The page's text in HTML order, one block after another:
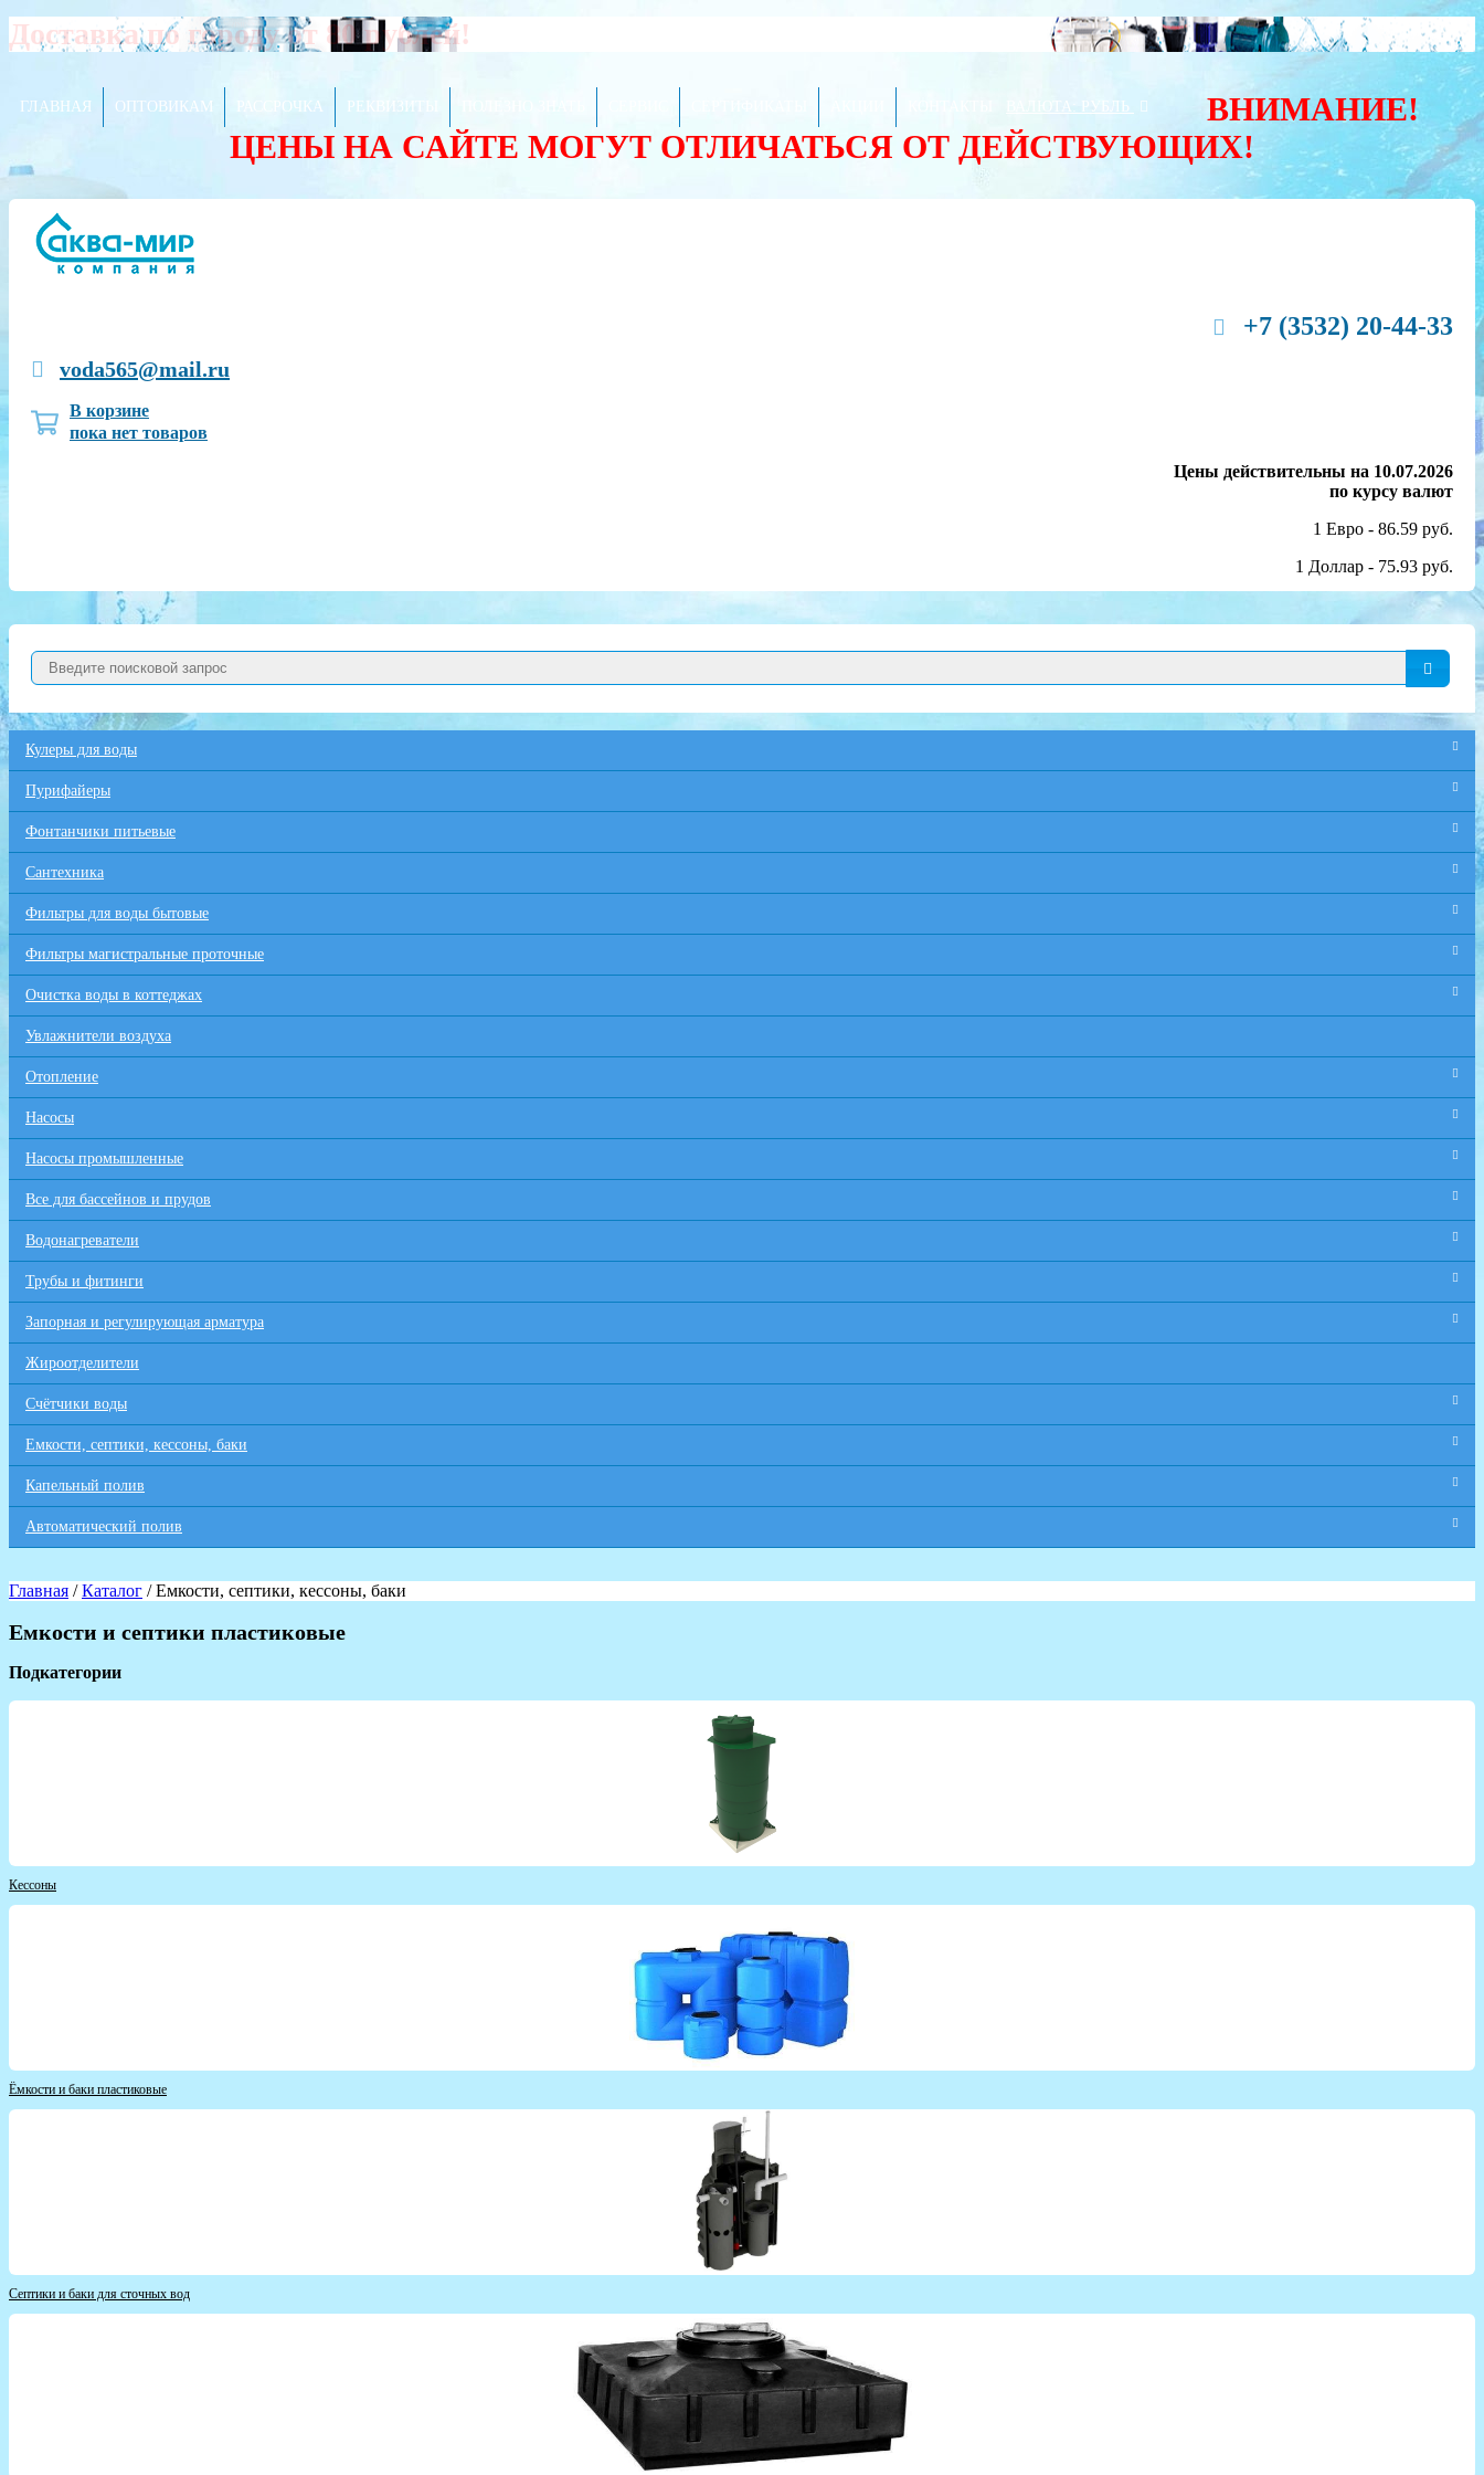
Доставка по городу от 80 рублей!
ГЛАВНАЯ ОПТОВИКАМ РАССРОЧКА РЕКВИЗИТЫ ВАЛЮТА: РУБЛЬ
ВНИМАНИЕ!
ЦЕНЫ НА САЙТЕ МОГУТ ОТЛИЧАТЬСЯ ОТ ДЕЙСТВУЮЩИХ!
+7 (3532) 20-44-33
voda565@mail.ru
В корзине
пока нет товаров
Цены действительны на 10.07.2026
по курсу валют
1 Евро - 86.59 руб.
1 Доллар - 75.93 руб.
Кулеры для воды
Пурифайеры
Фонтанчики питьевые
Сантехника
Фильтры для воды бытовые
Фильтры магистральные проточные
Очистка воды в коттеджах
Увлажнители воздуха
Отопление
Насосы
Насосы промышленные
Все для бaссейнов и прудов
Водонагреватели
Трубы и фитинги
Запорная и регулирующая арматура
Жироотделители
Счётчики воды
Емкости, септики, кессоны, баки
Капельный полив
Автоматический полив
Главная /Каталог / Емкости, септики, кессоны, баки
Емкости и септики пластиковые
Подкатегории
Кессоны
Ёмкости и баки пластиковые
Септики и баки для сточных вод